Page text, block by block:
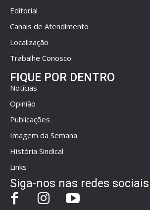
Editorial
Canais de Atendimento
Localização
Trabalhe Conosco
FIQUE POR DENTRO
Notícias
Opinião
Publicações
Imagem da Semana
História Sindical
Links
Siga-nos nas redes